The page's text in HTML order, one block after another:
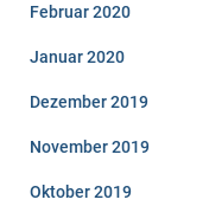
Februar 2020
Januar 2020
Dezember 2019
November 2019
Oktober 2019